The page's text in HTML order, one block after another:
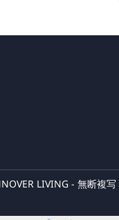
LIVING - 無断複写